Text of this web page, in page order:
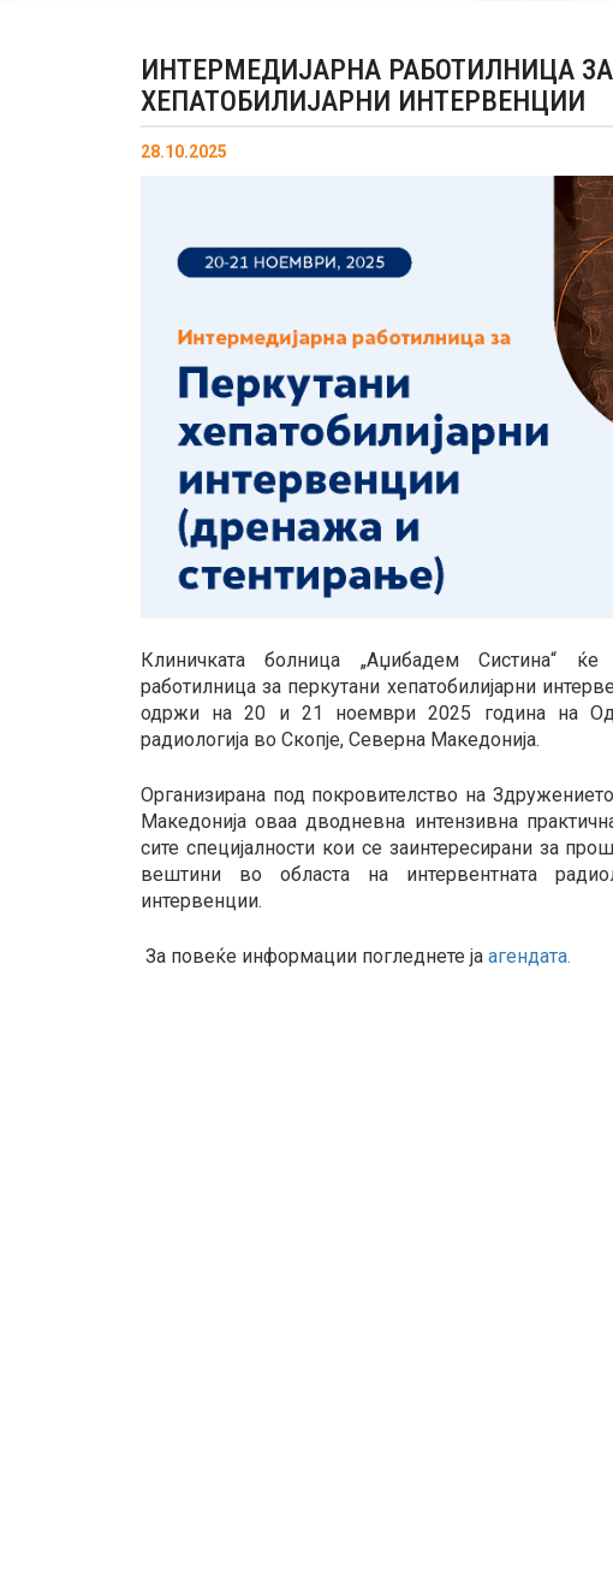
ИНТЕРМЕДИЈАРНА РАБОТИЛНИЦА
ХЕПАТОБИЛИЈАРНИ ИНТЕРВЕНЦИИ
28.10.2025
Клиничката болница „Аџибадем Систина“
работилница за перкутани хепатобилијарни
одржи на 20 и 21 ноември 2025 година на
радиологија во Скопје, Северна Македонија.
Организирана под покровителство на
Македонија оваа дводневна интензивна
сите специјалности кои се заинтересирани за
вештини во областа на интервентната
интервенции.
За повеќе информации погледнете ја агендата.